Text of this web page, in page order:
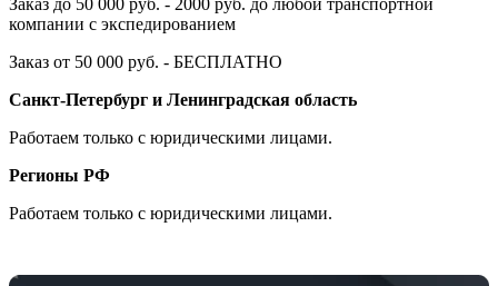
компании с экспедированием
Заказ от 50 000 руб. - БЕСПЛАТНО
Санкт-Петербург и Ленинградская область
Работаем только с юридическими лицами.
Регионы РФ
Работаем только с юридическими лицами.